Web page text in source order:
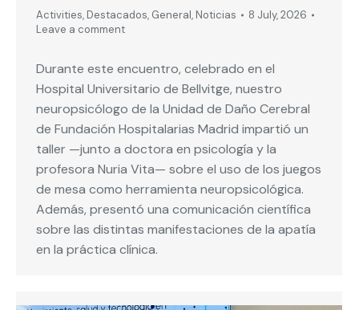
Activities, Destacados, General, Noticias
8 July, 2026
Leave a comment
Durante este encuentro, celebrado en el
Hospital Universitario de Bellvitge, nuestro
neuropsicólogo de la Unidad de Daño Cerebral
de Fundación Hospitalarias Madrid impartió un
taller —junto a doctora en psicología y la
profesora Nuria Vita— sobre el uso de los juegos
de mesa como herramienta neuropsicológica.
Además, presentó una comunicación científica
sobre las distintas manifestaciones de la apatía
en la práctica clínica.